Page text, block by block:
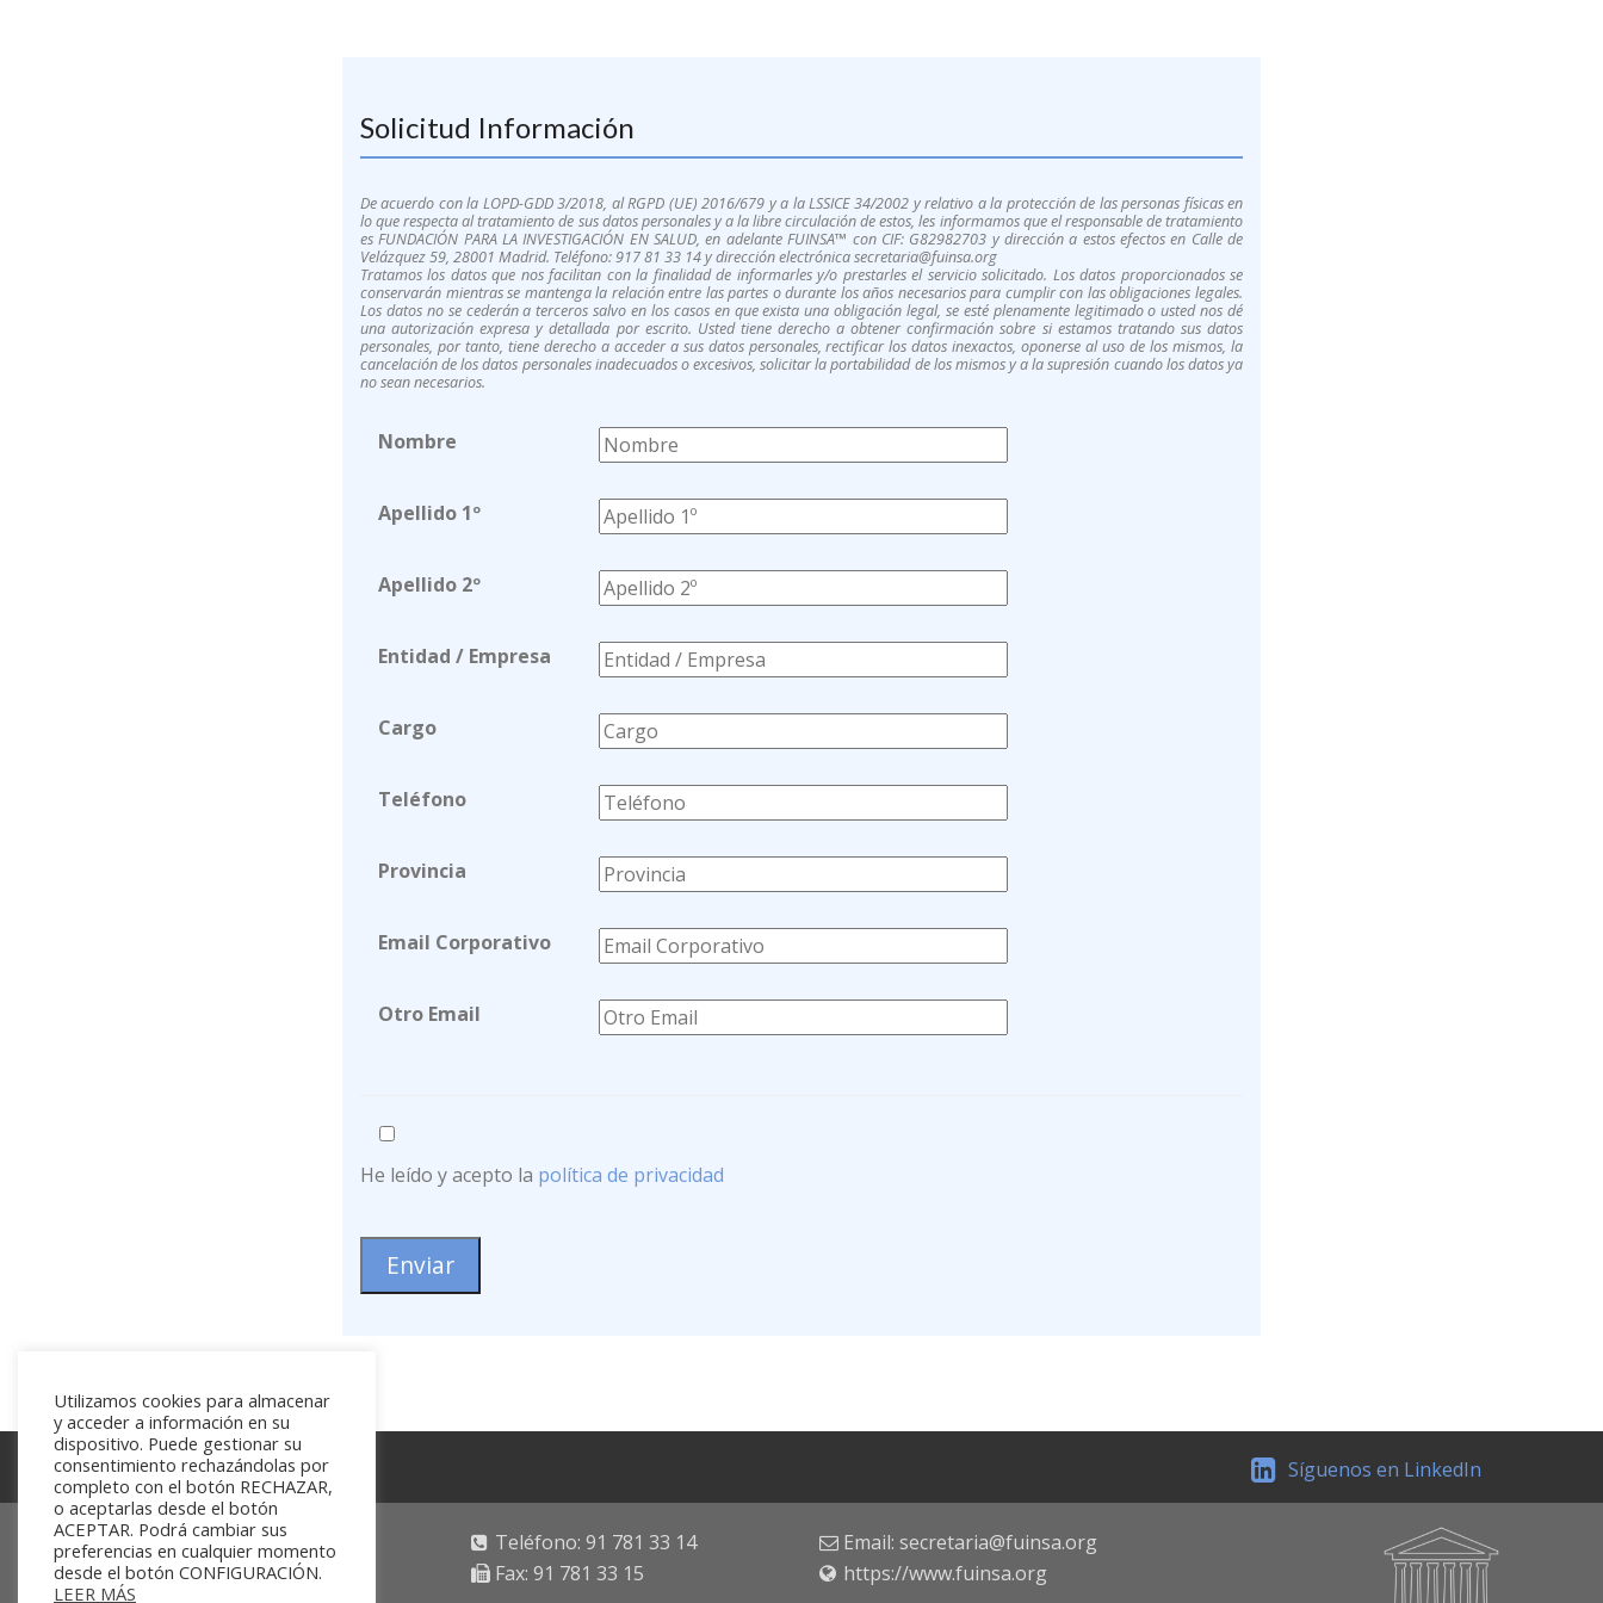
Solicitud Información
De acuerdo con la LOPD-GDD 3/2018, al RGPD (UE) 2016/679 y a la LSSICE 34/2002 y relativo a la protección de las personas físicas en
lo que respecta al tratamiento de sus datos personales y a la libre circulación de estos, les informamos que el responsable de tratamiento
es FUNDACIÓN PARA LA INVESTIGACIÓN EN SALUD, en adelante FUINSA™ con CIF: G82982703 y dirección a estos efectos en Calle de
Velázquez 59, 28001 Madrid. Teléfono: 917 81 33 14 y dirección electrónica secretaria@fuinsa.org
Tratamos los datos que nos facilitan con la finalidad de informarles y/o prestarles el servicio solicitado. Los datos proporcionados se
conservarán mientras se mantenga la relación entre las partes o durante los años necesarios para cumplir con las obligaciones legales.
Los datos no se cederán a terceros salvo en los casos en que exista una obligación legal, se esté plenamente legitimado o usted nos dé
una autorización expresa y detallada por escrito. Usted tiene derecho a obtener confirmación sobre si estamos tratando sus datos
personales, por tanto, tiene derecho a acceder a sus datos personales, rectificar los datos inexactos, oponerse al uso de los mismos, la
cancelación de los datos personales inadecuados o excesivos, solicitar la portabilidad de los mismos y a la supresión cuando los datos ya
no sean necesarios.
Nombre
Apellido 1º
Apellido 2º
Entidad / Empresa
Cargo
Teléfono
Provincia
Email Corporativo
Otro Email
He leído y acepto la política de privacidad
Síguenos en LinkedIn
Velázquez, 59, 3ºD
28001 Madrid
Teléfono: 91 781 33 14
Fax: 91 781 33 15
Email: secretaria@fuinsa.org
https://www.fuinsa.org
Utilizamos cookies para almacenar
y acceder a información en su
dispositivo. Puede gestionar su
consentimiento rechazándolas por
completo con el botón RECHAZAR,
o aceptarlas desde el botón
ACEPTAR. Podrá cambiar sus
preferencias en cualquier momento
desde el botón CONFIGURACIÓN.
LEER MÁS